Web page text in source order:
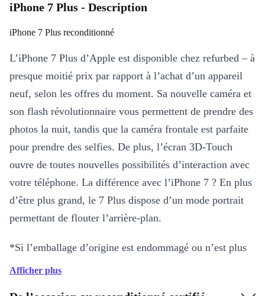
iPhone 7 Plus - Description
iPhone 7 Plus reconditionné
L’iPhone 7 Plus d’Apple est disponible chez refurbed – à
presque moitié prix par rapport à l’achat d’un appareil
neuf, selon les offres du moment. Sa nouvelle caméra et
son flash révolutionnaire vous permettent de prendre des
photos la nuit, tandis que la caméra frontale est parfaite
pour prendre des selfies. De plus, l’écran 3D-Touch
ouvre de toutes nouvelles possibilités d’interaction avec
votre téléphone. La différence avec l’iPhone 7 ? En plus
d’être plus grand, le 7 Plus dispose d’un mode portrait
permettant de flouter l’arrière-plan.
*Si l’emballage d’origine est endommagé ou n’est plus
disponible, nos vendeurs utiliseront une boîte neutre
Afficher plus